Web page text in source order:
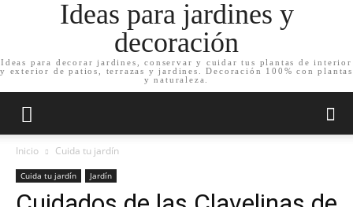
Ideas para jardines y
decoración
Ideas para decorar jardines, conservar y cuidar tus plantas de interior
y exterior de patios, terrazas y jardines. Decoración 100% con plantas
y naturaleza.
Inicio Cuida tu jardín
Cuida tu jardín Jardín